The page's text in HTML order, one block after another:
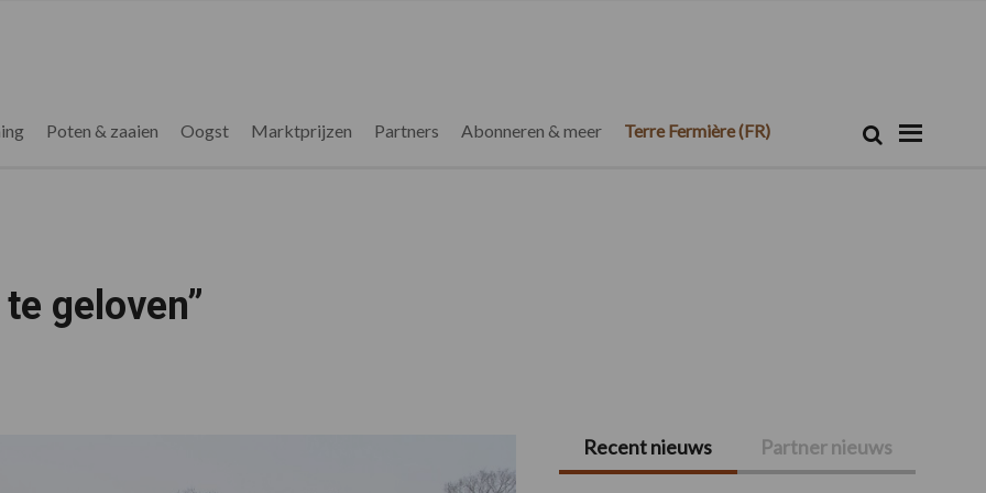
Poten & zaaien Oogst Marktprijzen Partners Abonneren & meer Terre Fermière (FR) Zoek
geloven”
Primaire
Recent nieuws Partner nieuws